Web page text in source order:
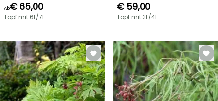
Ab€ 65,00
Topf mit 6L/7L
€ 59,00
Topf mit 3L/4L